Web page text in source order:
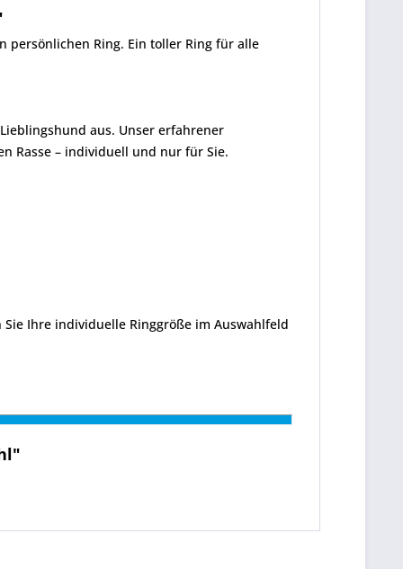
persönlichen Ring. Ein toller Ring für alle
aus. Unser erfahrener
Rasse – individuell und nur für Sie.
Ihre individuelle Ringgröße im Auswahlfeld